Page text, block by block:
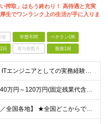
い搾取」はもう終わり！ 高待遇と充実
生でワンランク上の生活が手に入りま
迎 学歴不問 ベテランOK
日 賞与複数月 面接1回
【必須条件】 ・ITエンジニアとしての実務経験が1年以上ある方 ※開発・インフラ・運用保守など分野・フェーズは不問！ ※学歴不問 【歓迎条件】 ・基本設計、詳細設計などの経験がある方 ・AWS, G
【経験者】月給40万円～120万円(固定残業代含む)+各種手当 ※月給には、みなし残業手当(月30時間／5万8,000円～15万7,000円)を含みます ※上記を超える時間外労働分は追加で支給します
【フルリモート／全国各地】 ★全国どこからでも参画可能！フルリモート案件も多数！ ※プロジェクトは100%選択制。あなたの希望を最優先します。 ※フルリモート、ハイブリッド、常駐案件から自由に選択可能